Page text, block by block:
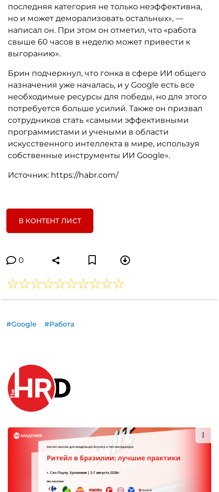
последняя категория не только неэффективна,
но и может деморализовать остальных», —
написал он. При этом он отметил, что «работа
свыше 60 часов в неделю может привести к
выгоранию».
Брин подчеркнул, что гонка в сфере ИИ общего
назначения уже началась, и у Google есть все
необходимые ресурсы для победы, но для этого
потребуется больше усилий. Также он призвал
сотрудников стать «самыми эффективными
программистами и учеными в области
искусственного интеллекта в мире, используя
собственные инструменты ИИ Google».
Источник: https://habr.com/
В КОНТЕНТ ЛИСТ
0
#Google #Работа